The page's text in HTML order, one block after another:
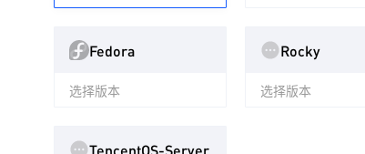
Fedora
选择版本
Rocky
选择版本
TencentOS-Server